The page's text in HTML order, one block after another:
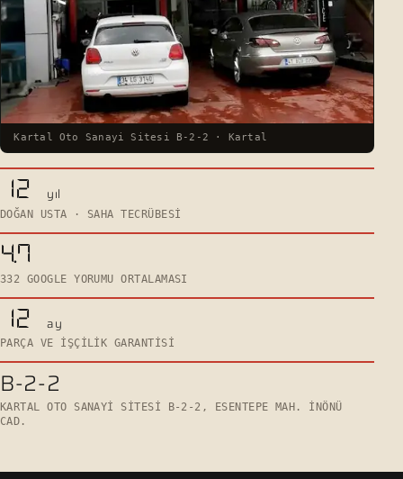
Kartal Oto Sanayi Sitesi B-2-2 · Kartal
12 yıl
DOĞAN USTA · SAHA TECRÜBESI
4.7
332 GOOGLE YORUMU ORTALAMASI
12 ay
PARÇA VE IŞÇILIK GARANTISI
B-2-2
KARTAL OTO SANAYI SITESI B-2-2, ESENTEPE MAH. İNÖNÜ
CAD.